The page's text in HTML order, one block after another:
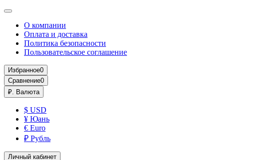
О компании
Оплата и доставка
Политика безопасности
Пользовательское соглашение
Избранное0
Сравнение0
₽. Валюта
$ USD
¥ Юань
€ Euro
₽ Рубль
Личный кабинет